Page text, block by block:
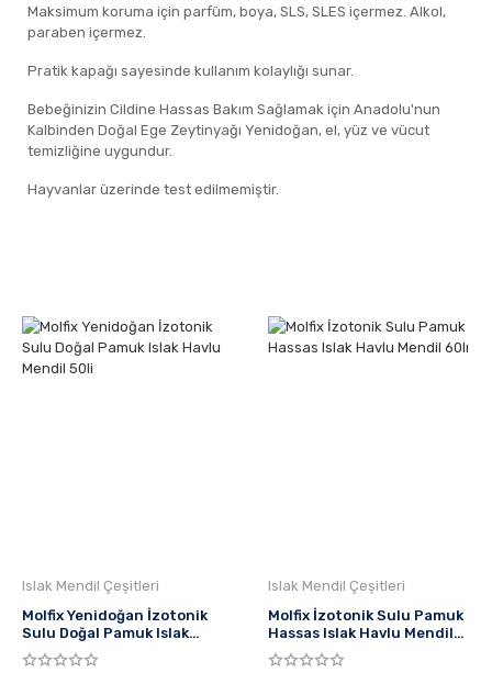
Maksimum koruma için parfüm, boya, SLS, SLES içermez. Alkol,
paraben içermez.
Pratik kapağı sayesinde kullanım kolaylığı sunar.
Bebeğinizin Cildine Hassas Bakım Sağlamak için Anadolu'nun
Kalbinden Doğal Ege Zeytinyağı Yenidoğan, el, yüz ve vücut
temizliğine uygundur.
Hayvanlar üzerinde test edilmemiştir.
Islak Mendil Çeşitleri
Molfix Yenidoğan İzotonik
Sulu Doğal Pamuk Islak
Havlu Mendil 50'li
Islak Mendil Çeşitleri
Molfix İzotonik Sulu Pamuk
Hassas Islak Havlu Mendil
60'lı